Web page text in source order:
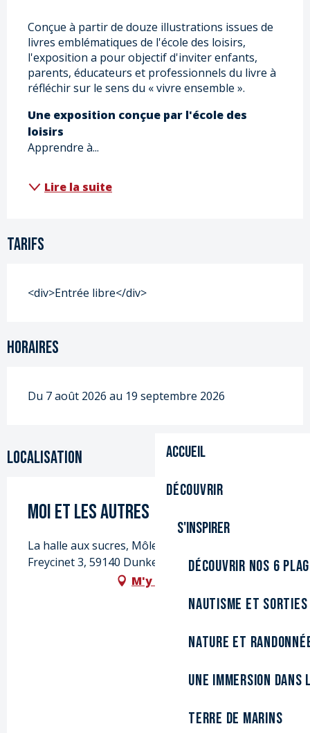
Accueil
Découvrir
S'inspirer
Découvrir nos 6
Nautisme et sorties
Nature et
Une immersion
Terre de marins
Description
Conçue à partir de douze illustrations issues de
livres emblématiques de l'école des loisirs,
l'exposition a pour objectif d'inviter enfants,
parents, éducateurs et professionnels du livre à
réfléchir sur le sens du « vivre ensemble ».
Une exposition conçue par l'école des
loisirs
Apprendre à...
Lire la suite
Tarifs
<div>Entrée libre</div>
Horaires
Du 7 août 2026 au 19 septembre 2026
Localisation
Moi et les autres
La halle aux sucres, Môle 1, 9003 route du quai
Freycinet 3, 59140 Dunkerque
M'y rendre